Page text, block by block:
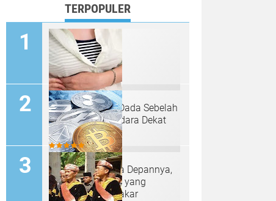
TERPOPULER
Penyebab Nyeri Dada Sebelah
Kiri Bawah Payudara Dekat
Tulang Rusuk
Bitcoin dan Masa Depannya,
Inilah Tantangan yang
Diungkap oleh Pakar